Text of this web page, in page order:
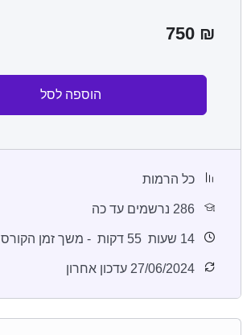
750 ₪
הוספה לסל
כל הרמות
286 נרשמים עד כה
14 שעות דקות - משך זמן הקורס
27/06/2024 עדכון אחרון